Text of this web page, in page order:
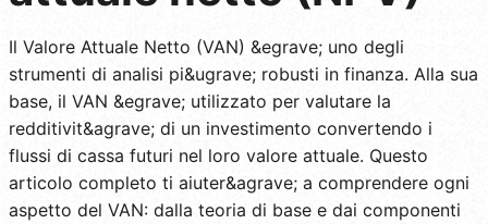
Il Valore Attuale Netto (VAN) &egrave; uno degli
strumenti di analisi pi&ugrave; robusti in finanza. Alla sua
base, il VAN &egrave; utilizzato per valutare la
redditivit&agrave; di un investimento convertendo i
flussi di cassa futuri nel loro valore attuale. Questo
articolo completo ti aiuter&agrave; a comprendere ogni
aspetto del VAN: dalla teoria di base e dai componenti